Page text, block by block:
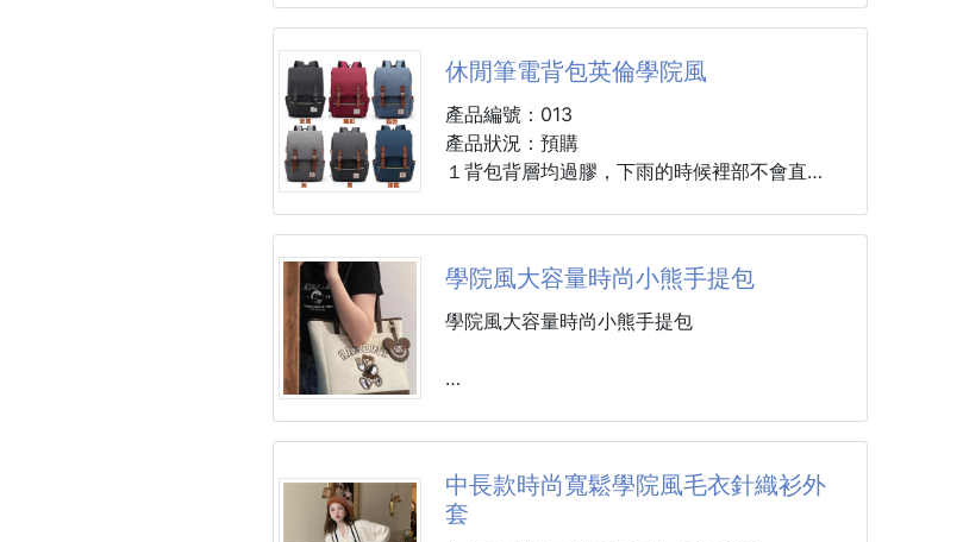
建議身高：115-125-135-145-155-160cm左右
休閒筆電背包英倫學院風
產品編號：013
產品狀況：預購
１背包背層均過膠，下雨的時候裡部不會直接
３夾層均有加棉，背起來不只舒服，空包的時
候更挺實喔
背帶長度：９０ｃｍ 筆電
外料材質：特厚９００Ｄ磨砂牛津布
內裏材質：高階加密裏布
學院風大容量時尚小熊手提包
學院風大容量時尚小熊手提包
中長款時尚寬鬆學院風毛衣針織衫外
套